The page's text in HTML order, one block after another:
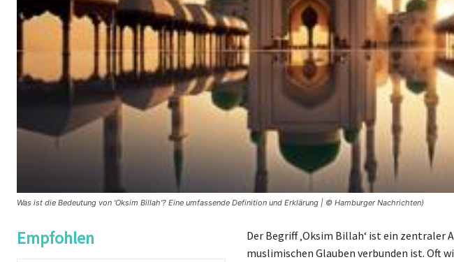
Was ist die Bedeutung von 'Oksim Billah'? Eine umfassende Definition und Erklärung | © Hamburger Nachrichten)
Empfohlen
Der Begriff ‚Oksim Billah‘ ist ein zentraler
muslimischen Glauben verbunden ist. Oft